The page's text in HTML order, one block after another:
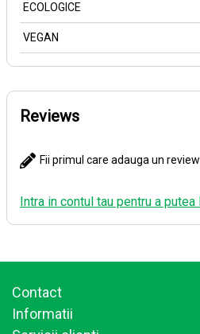
ECOLOGICE
VEGAN
Reviews
Fii primul care adauga un review
Intra in contul tau pentru a putea
Contact
Informatii